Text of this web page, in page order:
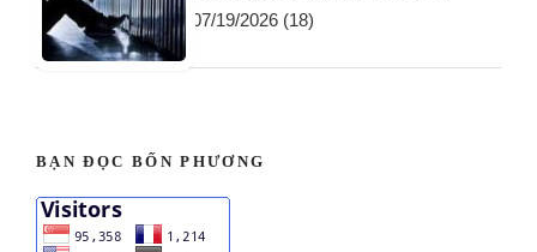
07/19/2026 (18)
BẠN ĐỌC BỐN PHƯƠNG